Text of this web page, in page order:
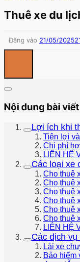
Thuê xe du
Đăng vào 21/05/2025
Nội dung bài viết
Lợi ích khi
Tiện lợi
Chi phí
LIÊN HỆ
Các loại xe
Cho thuê
Cho thuê
Cho thuê
Cho thuê
Cho thuê
Cho thuê
LIÊN HỆ
Các dịch
Lái xe
Bảo hiểm